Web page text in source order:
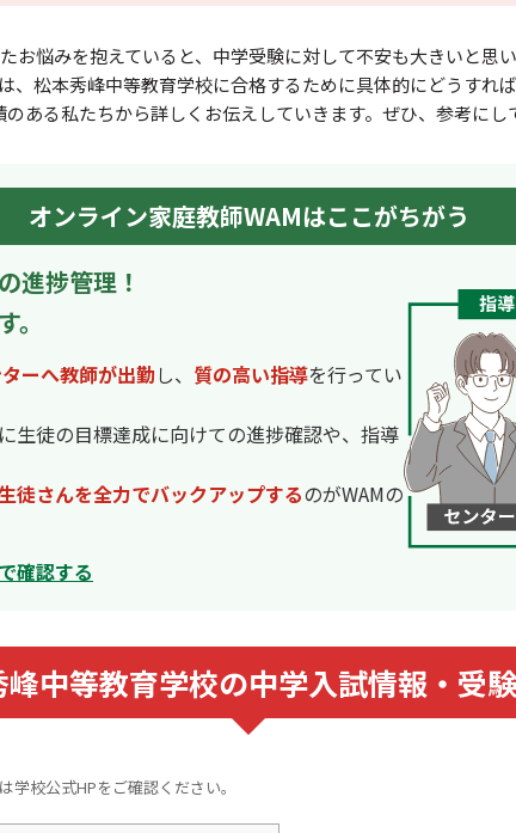
お悩みを抱えていると、中学受験に対して不安も⼤きいと思
、松本秀峰中等教育学校に合格するために具体的にどうすれ
のある私たちから詳しくお伝えしていきます。ぜひ、参考にし
オンライン家庭教師WAMはここがちがう
進捗管理！
ーへ教師が出勤し、 質の高い指導を行ってい
生徒の目標達成に向けての進捗確認や、指導
徒さんを全力でバックアップするのがWAMの
確認する
中等教育学校の中学入試情報・受
校公式HPをご確認ください。